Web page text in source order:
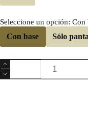
Seleccione un opción: Con
Con base Sólo
Lladró
cantidad